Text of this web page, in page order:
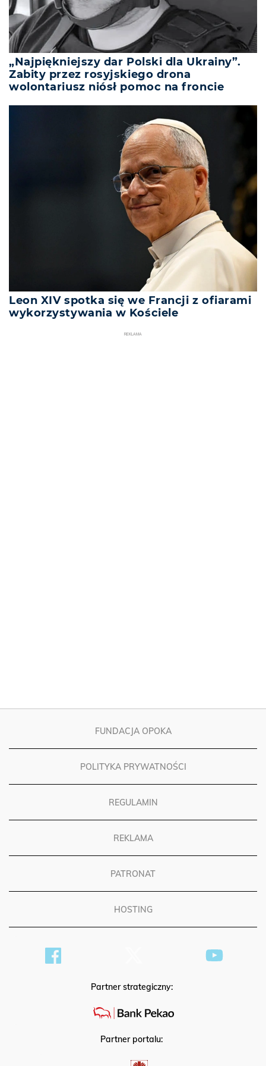
„Najpiękniejszy dar Polski dla Ukrainy”.
Zabity przez rosyjskiego drona
wolontariusz niósł pomoc na froncie
Leon XIV spotka się we Francji z ofiarami
wykorzystywania w Kościele
REKLAMA
FUNDACJA OPOKA
POLITYKA PRYWATNOŚCI
REGULAMIN
REKLAMA
PATRONAT
HOSTING
Partner strategiczny:
Partner portalu: